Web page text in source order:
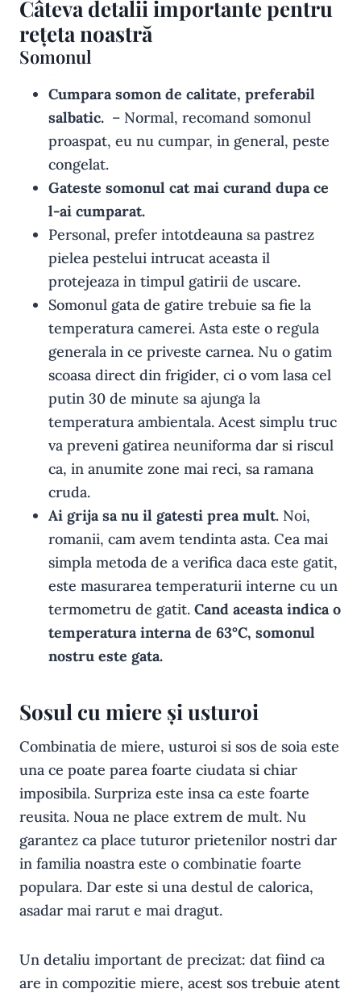
Câteva detalii importante pentru
rețeta noastră
Somonul
Cumpara somon de calitate, preferabil
salbatic. – Normal, recomand somonul
proaspat, eu nu cumpar, in general, peste
congelat.
Gateste somonul cat mai curand dupa ce
l-ai cumparat.
Personal, prefer intotdeauna sa pastrez
pielea pestelui intrucat aceasta il
protejeaza in timpul gatirii de uscare.
Somonul gata de gatire trebuie sa fie la
temperatura camerei. Asta este o regula
generala in ce priveste carnea. Nu o gatim
scoasa direct din frigider, ci o vom lasa cel
putin 30 de minute sa ajunga la
temperatura ambientala. Acest simplu truc
va preveni gatirea neuniforma dar si riscul
ca, in anumite zone mai reci, sa ramana
cruda.
Ai grija sa nu il gatesti prea mult. Noi,
romanii, cam avem tendinta asta. Cea mai
simpla metoda de a verifica daca este gatit,
este masurarea temperaturii interne cu un
termometru de gatit. Cand aceasta indica o
temperatura interna de 63°C, somonul
nostru este gata.
Sosul cu miere și usturoi
Combinatia de miere, usturoi si sos de soia este
una ce poate parea foarte ciudata si chiar
imposibila. Surpriza este insa ca este foarte
reusita. Noua ne place extrem de mult. Nu
garantez ca place tuturor prietenilor nostri dar
in familia noastra este o combinatie foarte
populara. Dar este si una destul de calorica,
asadar mai rarut e mai dragut.
Un detaliu important de precizat: dat fiind ca
are in compozitie miere, acest sos trebuie atent